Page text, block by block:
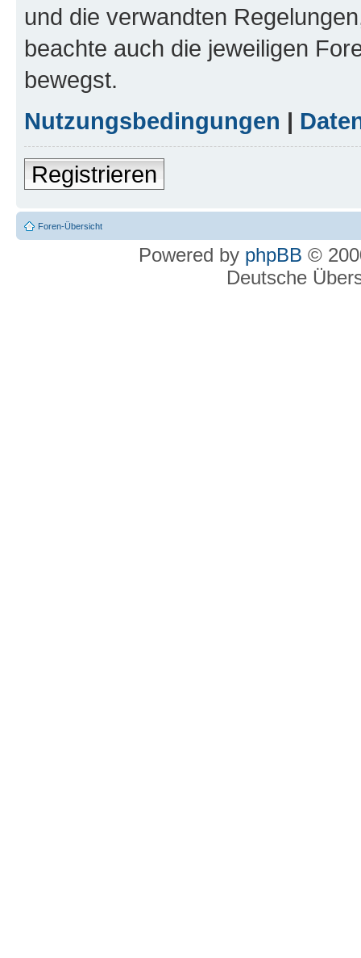
und die verwandten
beachte auch die jeweiligen
bewegst.
Nutzungsbedingungen |
Registrieren
Foren-Übersicht
Powered by phpBB ©
Deutsche